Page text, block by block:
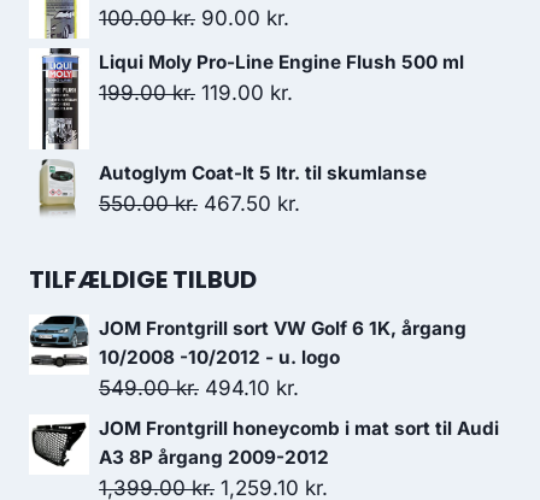
var:
100.00kr. Den
oprindelige
pris
90.00 kr.
aktuelle
pris
Liqui Moly Pro-Line Engine Flush 500 ml
199.00kr. Den
var:
119.00 kr.
Autoglym Coat-It 5 ltr. til skumlanse
550.00kr. Den
pris
550.00 kr..
467.50 kr.
467.50 kr..
TILFÆLDIGE TILBUD
JOM Frontgrill sort VW Golf 6 1K, årgang
10/2008 -10/2012 - u. logo
549.00kr. Den
oprindelige
pris
var:
494.10 kr.
aktuelle
pris
er:
JOM Frontgrill honeycomb i mat sort til Audi
A3 8P årgang 2009-2012
1,399.00kr. Den
1,259.10 kr.